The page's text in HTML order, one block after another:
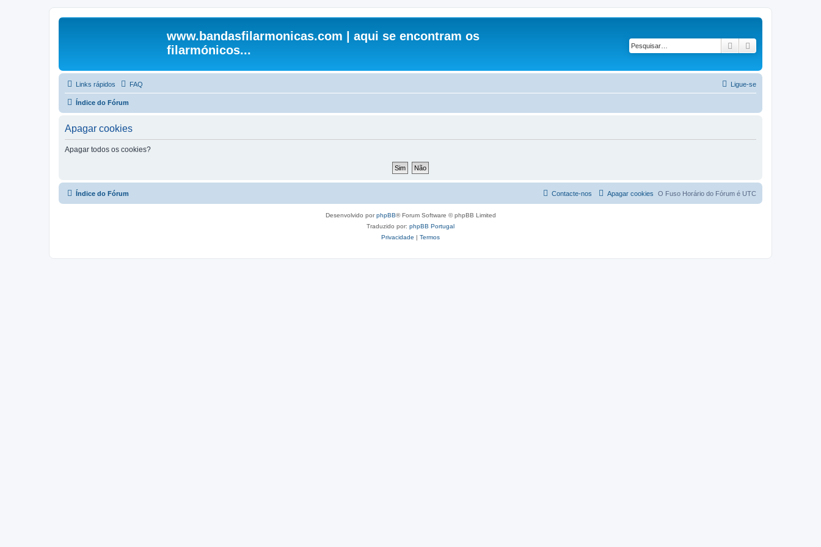
www.bandasfilarmonicas.com | aqui se encontram os
filarmónicos...
Pesquisar
Links rápidos FAQ Ligue-se
Índice do Fórum
Apagar cookies
Apagar todos os cookies?
Índice do Fórum O Fuso Horário do Fórum é UTC
Apagar cookies
Contacte-nos
Desenvolvido porphpBB® Forum Software © phpBB Limited
Traduzido por: phpBB Portugal
Privacidade | Termos